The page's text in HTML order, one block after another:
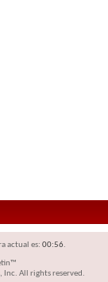
actual es: 00:56.
All rights reserved.